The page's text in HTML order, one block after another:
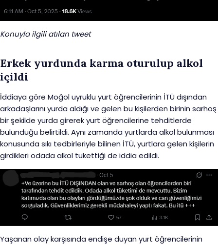
Konuyla ilgili atılan tweet
Erkek yurdunda karma oturulup alkol
içildi
İddiaya göre Moğol uyruklu yurt öğrencilerinin İTÜ dışından
arkadaşlarını yurda aldığı ve gelen bu kişilerden birinin sarhoş
bir şekilde yurda girerek yurt öğrencilerine tehditlerde
bulunduğu belirtildi. Aynı zamanda yurtlarda alkol bulunması
konusunda sıkı tedbirleriyle bilinen İTÜ, yurtlara gelen kişilerin
girdikleri odada alkol tükettiği de iddia edildi.
Yaşanan olay karşısında endişe duyan yurt öğrencilerinin